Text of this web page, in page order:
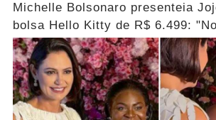
Michelle Bolsonaro presenteia
bolsa Hello Kitty de R$ 6.499:
por Você"